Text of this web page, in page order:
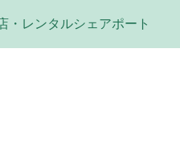
・レンタルシェアポート